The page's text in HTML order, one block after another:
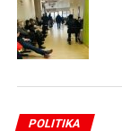
POLITIKA